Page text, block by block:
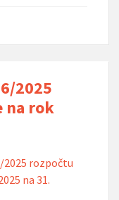
2025
na rok
2025 rozpočtu
na 31.